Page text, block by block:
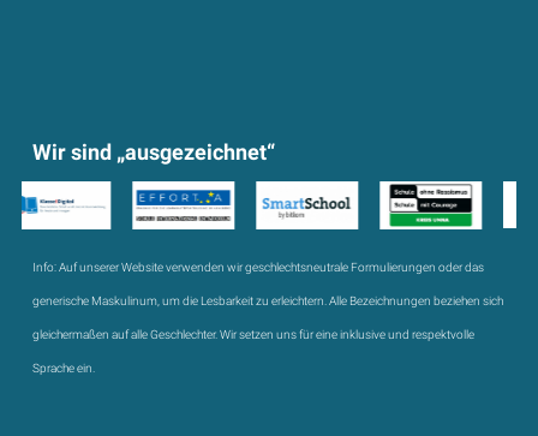
Wir sind „ausgezeichnet“
Info:Auf unserer Website verwenden wir geschlechtsneutrale Formulierungen oder das
generische Maskulinum, um die Lesbarkeit zu erleichtern. Alle Bezeichnungen beziehen sich
gleichermaßen auf alle Geschlechter. Wir setzen uns für eine inklusive und respektvolle
Sprache ein.